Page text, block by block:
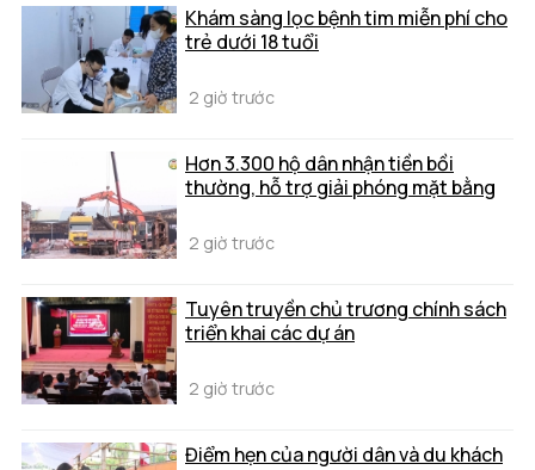
Khám sàng lọc bệnh tim miễn phí cho
trẻ dưới 18 tuổi
2 giờ trước
Hơn 3.300 hộ dân nhận tiền bồi
thường, hỗ trợ giải phóng mặt bằng
2 giờ trước
Tuyên truyền chủ trương chính sách
triển khai các dự án
2 giờ trước
Điểm hẹn của người dân và du khách